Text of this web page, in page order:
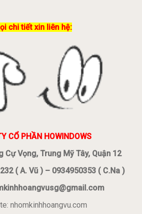
chi tiết xin liên hệ:
CỔ PHẦN HOWINDOWS
Cự Vọng, Trung Mỹ Tây, Quận 12
( A. Vũ ) – 0934950353 ( C.Na )
nhomkinhhoangvu.com